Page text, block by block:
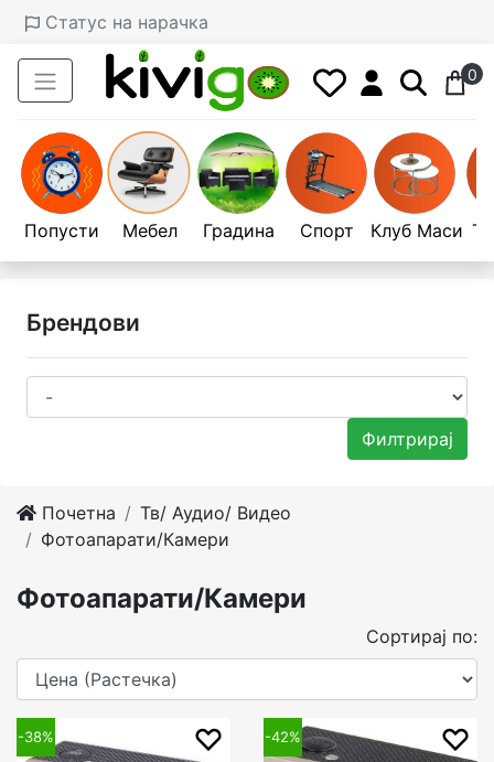
Статус на нарачка
0
Попусти Мебел Градина Спорт Клуб Маси
Брендови
Филтрирај
Почетна
Тв/ Аудио/ Видео
Фотоапарати/Камери
Фотоапарати/Камери
Сортирај по:
-38% -42%